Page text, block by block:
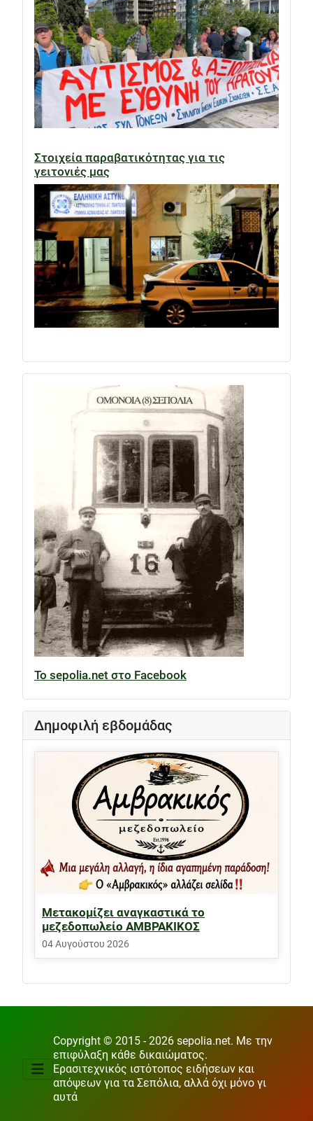
Στοιχεία παραβατικότητας για τις
γειτονιές μας
Το sepolia.net στο Facebook
Δημοφιλή εβδομάδας
Μετακομίζει αναγκαστικά το
μεζεδοπωλείο ΑΜΒΡΑΚΙΚΟΣ
04 Αυγούστου 2026
Copyright © 2015 - 2026 sepolia.net. Με την
επιφύλαξη κάθε δικαιώματος.
Ερασιτεχνικός ιστότοπος ειδήσεων και
απόψεων για τα Σεπόλια, αλλά όχι μόνο γι
αυτά